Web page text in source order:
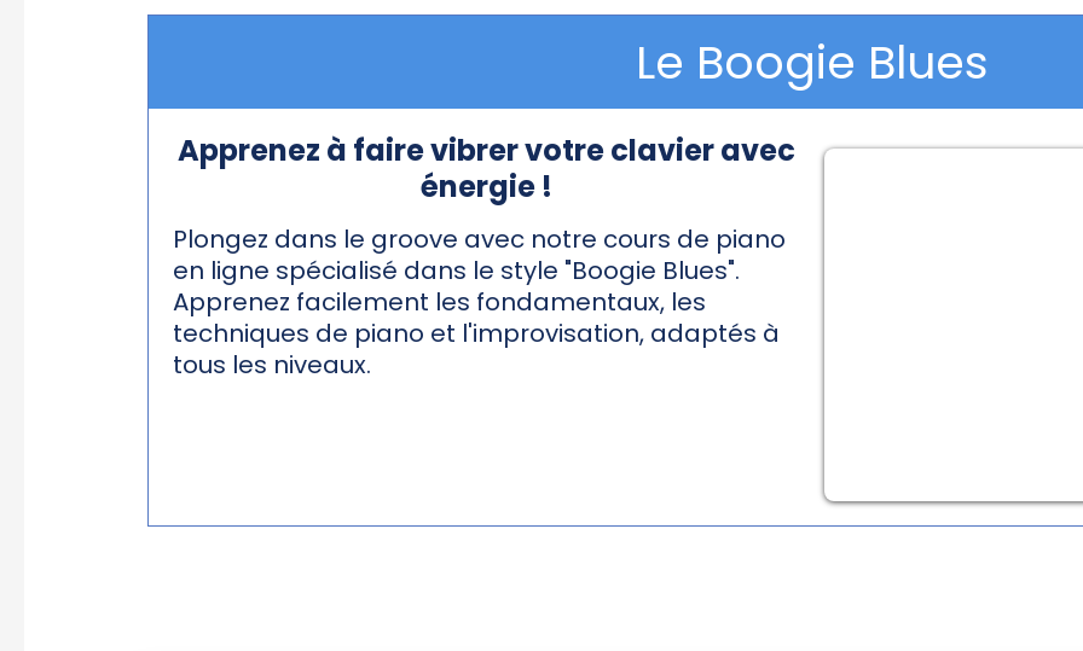
Le Boogie Blues
Apprenez à faire vibrer votre clavier avec
énergie !
Plongez dans le groove avec notre cours de piano
en ligne spécialisé dans le style "Boogie Blues".
Apprenez facilement les fondamentaux, les
techniques de piano et l'improvisation, adaptés à
tous les niveaux.